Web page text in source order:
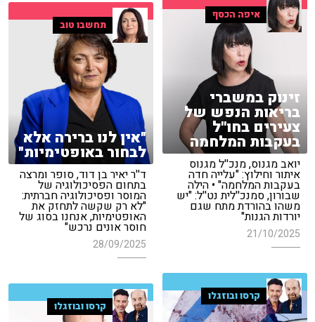
איפה הכסף
זינוק במשברי
בריאות הנפש של
צעירים בחו''ל
בעקבות המלחמה
יואב מגנוס, מנכ''ל מגנוס
איתור וחילוץ: "עלייה חדה
בעקבות המלחמה" • הילה
שבורון, סמנכ''לית נט''ל: "יש
משהו בהורדת מתח שגם
יורדות הגנות"
21/10/2025
תחשבו טוב
"אין לנו ברירה אלא
לבחור באופטימיות"
ד''ר יאיר בן דוד, סופר ומרצה
בתחום הפסיכולוגיה של
המוסר ופסיכולוגיה חברתית:
"לא רק שקשה לתחזק את
האופטימיות, אנחנו בסוג של
חוסר אונים נרכש"
28/09/2025
קרסו ובוזגלו
קרסו ובוזגלו